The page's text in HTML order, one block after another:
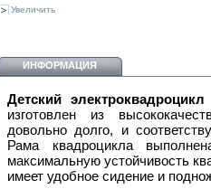
Увеличить
ИНФОРМАЦИЯ
Детский
изготовлен из
довольно долго, и
Рама квадроцикла
максимальную устойчивость
имеет удобное сидение и